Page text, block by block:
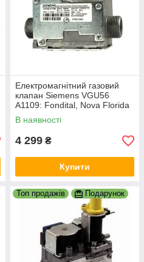
Електромагнітний газовий
клапан Siemens VGU56
A1109: Fondital, Nova Florida
(Італія)
В наявності
4 299 ₴
Купити
Топ продажів Подарунок